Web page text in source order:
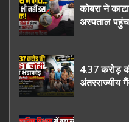
कोबरा ने
अस्पताल
4.37 करोड़
अंतरराज्यीय